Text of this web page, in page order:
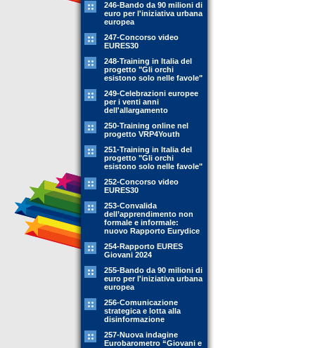
246-Bando da 90 milioni di
euro per l'iniziativa urbana
europea
247-Concorso video
EURES30
248-Training in Italia del
progetto "Gli orchi
esistono solo nelle favole"
249-Celebrazioni europee
per i venti anni
dell'allargamento
250-Training online nel
progetto VRP4Youth
251-Training in Italia del
progetto "Gli orchi
esistono solo nelle favole"
252-Concorso video
EURES30
253-Convalida
dell’apprendimento non
formale e informale:
nuovo Rapporto Eurydice
254-Rapporto EURES
Giovani 2024
255-Bando da 90 milioni di
euro per l'iniziativa urbana
europea
256-Comunicazione
strategica e lotta alla
disinformazione
257-Nuova indagine
Eurobarometro “Giovani e